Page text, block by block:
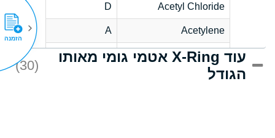
Acetyl Chloride
D
Acetylene
A
Acrlylonitrile
D
Adipic Acid
עוד X-Ring אטמי גומי מאותו
הגודל
(30)
הזמנה